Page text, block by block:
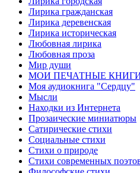
Лирика гражданская
Лирика деревенская
Лирика историческая
Любовная лирика
Любовная проза
Мир души
МОИ ПЕЧАТНЫЕ
Моя аудиокнига "Сердцу"
Мысли
Находки из Интернета
Прозаические миниатюры
Сатирические стихи
Социальные стихи
Стихи о природе
Стихи современных